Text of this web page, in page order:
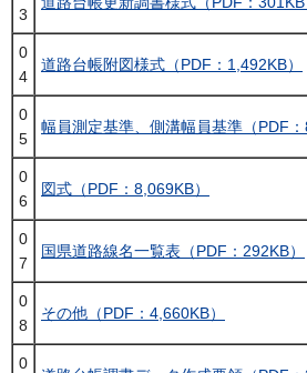
3
0
4
道路台帳附図様式（PDF：1,492KB）
0
5
幅員測定基準、側溝幅員基準（PDF：
0
6
図式（PDF：8,069KB）
0
7
国県道路線名一覧表（PDF：292KB）
0
8
その他（PDF：4,660KB）
0